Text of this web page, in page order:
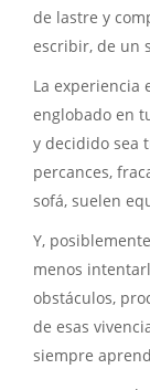
de lastre y
escribir, de un
La experiencia
englobado en
y decidido sea
percances,
sofá, suelen
Y,
menos
obstáculos,
de esas
siempre